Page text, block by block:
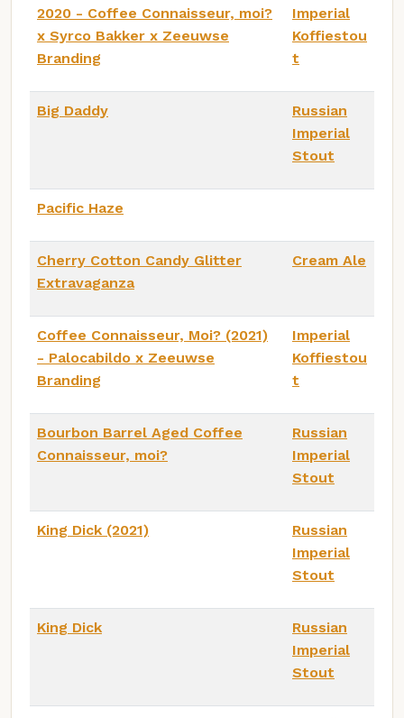
2020 - Coffee Connaisseur, moi?
x Syrco Bakker x Zeeuwse
Branding
Imperial
Koffiestou
t
Big Daddy
Russian
Imperial
Stout
Pacific Haze
Cherry Cotton Candy Glitter
Extravaganza
Cream Ale
Coffee Connaisseur, Moi? (2021)
- Palocabildo x Zeeuwse
Branding
Imperial
Koffiestou
t
Bourbon Barrel Aged Coffee
Connaisseur, moi?
Russian
Imperial
Stout
King Dick (2021)
Russian
Imperial
Stout
King Dick
Russian
Imperial
Stout